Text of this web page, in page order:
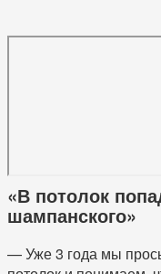
«В потолок
шампанского»
— Уже 3 года мы